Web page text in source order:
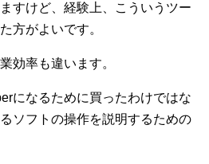
すけど、経験上、こういうツー
方がよいです。
効率も違います。
になるために買ったわけではな
ソフトの操作を説明するための